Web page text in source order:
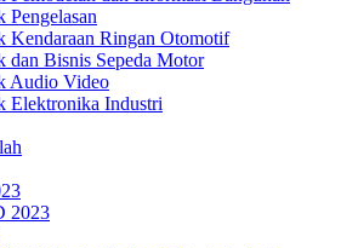
Pengelasan
Kendaraan Ringan Otomotif
dan Bisnis Sepeda Motor
Audio Video
Elektronika Industri
2023